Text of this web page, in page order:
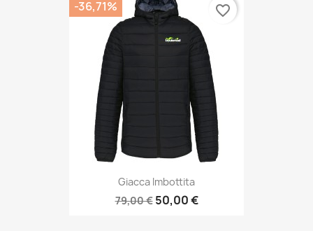
Giacca Imbottita
79,00 € 50,00 €
-36,71% favorite_border